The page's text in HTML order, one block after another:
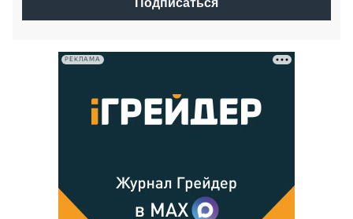
Подписаться
РЕКЛАМА